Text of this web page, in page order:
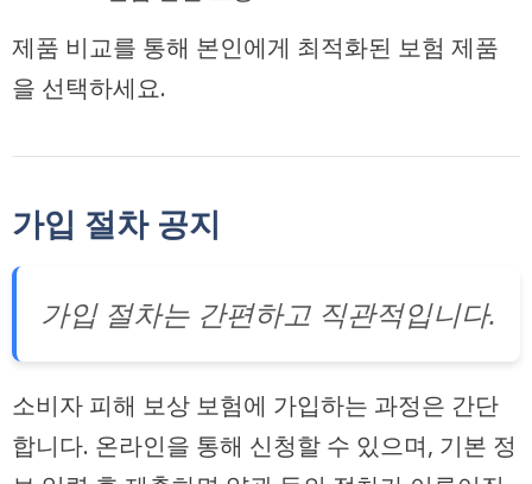
제품 비교를 통해 본인에게 최적화된 보험 제품
을 선택하세요.
가입 절차 공지
가입 절차는 간편하고 직관적입니다.
소비자 피해 보상 보험에 가입하는 과정은 간단
합니다. 온라인을 통해 신청할 수 있으며, 기본 정